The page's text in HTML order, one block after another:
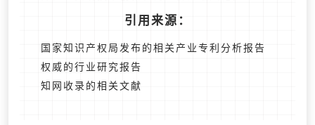
引用来源：
国家知识产权局发布的相关产业专利分析报告
权威的行业研究报告
知网收录的相关文献